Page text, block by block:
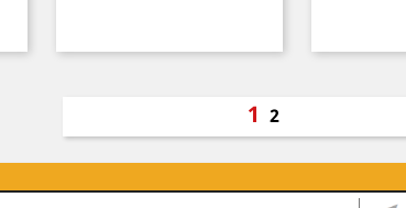
1 2